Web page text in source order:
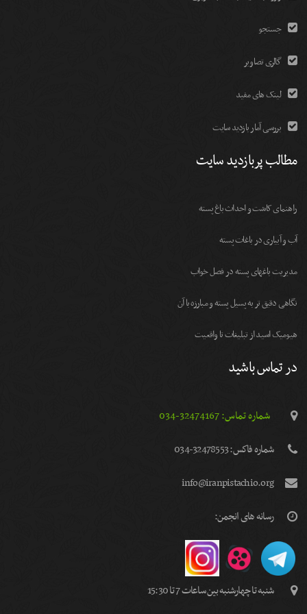
جستجو
گالری تصاویر
لینک های مفید
بررسی آمار بازدید سایت
مطالب پربازدید سایت
راهنمای کاشت و احداث باغ پسته
آب و آبیاری در باغات پسته
مديريت باغهای پسته در فصل خواب
نگاهی دقیق تر به پسیل پسته و مبارزه با آن
هیومیک اسید از تبلیغات تا واقعیت
در تماس باشید
شماره تماس: 32474167-034
شماره فاكس: 32478553-034
info@iranpistachio.org
رسانه های انجمن:
شنبه تا چهارشنبه بین ساعات 7 تا 15:30